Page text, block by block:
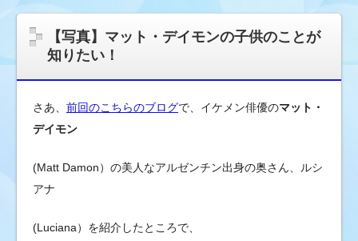
ー
ネ
ッ
海
外
レ
ブ
ゴ
【写真】マット・デイモンの子供のことが
知りたい！
さあ、 前回のこちらのブログで、イケメン俳優のマット・
デイモン
(Matt Damon）の美人なアルゼンチン出身の奥さん、ルシ
アナ
(Luciana）を紹介したところで、